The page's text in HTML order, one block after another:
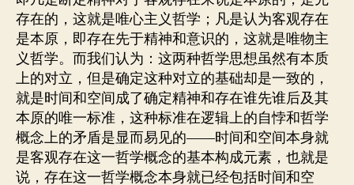
存在的，这就是唯心主义哲学；凡是认为客观存在
是本原，即存在先于精神和意识的，这就是唯物主
义哲学。而我们认为：这两种哲学思想虽然有本质
上的对立，但是确定这种对立的基础却是一致的，
就是时间和空间成了确定精神和存在谁先谁后及其
本原的唯一标准，这种标准在逻辑上的自悖和哲学
概念上的矛盾是显而易见的――时间和空间本身就
是客观存在这一哲学概念的基本构成元素，也就是
说，存在这一哲学概念本身就已经包括时间和空